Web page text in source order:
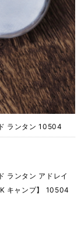
ランタン 10504
ランタン アドレイ
キャンプ】 10504